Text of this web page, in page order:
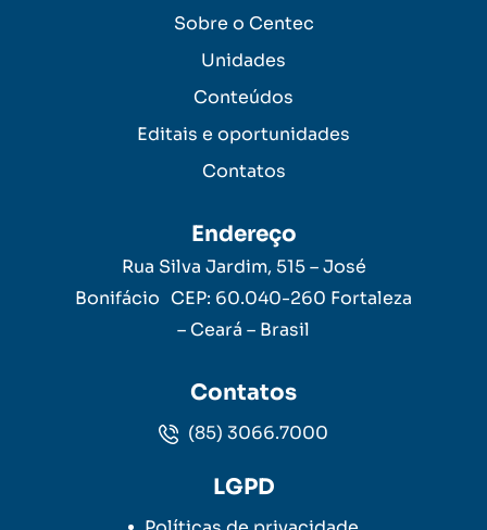
Sobre o Centec
Unidades
Conteúdos
Editais e oportunidades
Contatos
Endereço
Rua Silva Jardim, 515 – José
Bonifácio CEP: 60.040-260 Fortaleza
– Ceará – Brasil
Contatos
(85) 3066.7000
LGPD